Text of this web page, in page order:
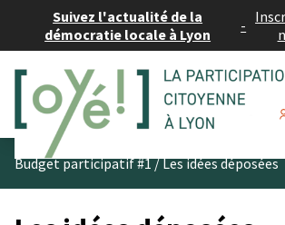
Suivez l'actualité de la
démocratie locale à Lyon
-
Budget participatif #1/Les idées déposées